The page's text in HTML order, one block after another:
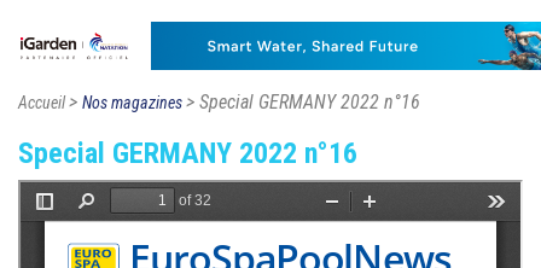
Accueil> Nos magazines> Special GERMANY 2022 n°16
Special GERMANY 2022 n°16